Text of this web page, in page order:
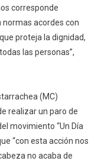
corresponde
normas acordes con
proteja la dignidad,
las personas”,
(MC)
realizar un paro de
movimiento “Un Día
“con esta acción nos
no acaba de